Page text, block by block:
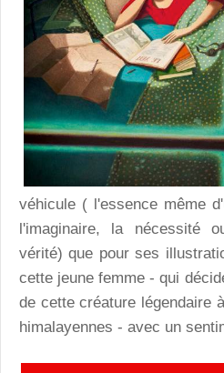
véhicule ( l'essence même
l'imaginaire, la nécessité
vérité) que pour ses
cette jeune femme - qui
de cette créature légendaire
himalayennes - avec un